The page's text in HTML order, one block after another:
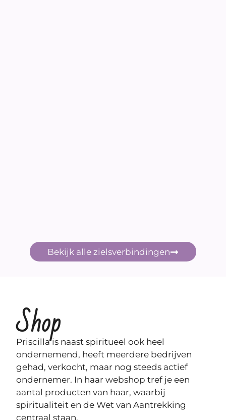
Bekijk alle zielsverbindingen
Shop
Priscillais naast spiritueel ook heel
ondernemend, heeft meerdere bedrijven
gehad, verkocht, maar nog steeds actief
ondernemer. In haar webshop tref je een
aantal producten van haar, waarbij
spiritualiteit en de Wet van Aantrekking
centraal staan.